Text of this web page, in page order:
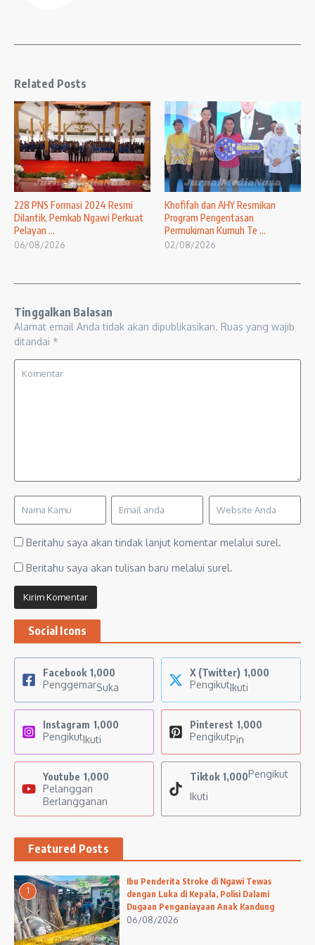
Related Posts
228 PNS Formasi 2024 Resmi
Dilantik, Pemkab Ngawi Perkuat
Pelayan ...
06/08/2026
Khofifah dan AHY Resmikan
Program Pengentasan
Permukiman Kumuh Te ...
02/08/2026
Tinggalkan Balasan
Alamat email Anda tidak akan dipublikasikan. Ruas yang wajib
ditandai *
Beritahu saya akan tindak lanjut komentar melalui surel.
Beritahu saya akan tulisan baru melalui surel.
Social Icons
Facebook 1,000
PenggemarSuka
X (Twitter) 1,000
PengikutIkuti
Instagram 1,000
PengikutIkuti
Pinterest 1,000
PengikutPin
Youtube 1,000
Pelanggan
Berlangganan
Tiktok 1,000Pengikut
Ikuti
Featured Posts
1
Ibu Penderita Stroke di Ngawi Tewas
dengan Luka di Kepala, Polisi Dalami
Dugaan Penganiayaan Anak Kandung
06/08/2026